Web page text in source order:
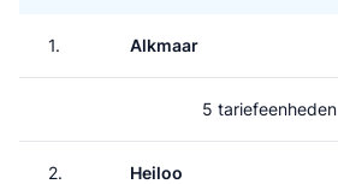
1. Alkmaar
5 tariefeenheden
2. Heiloo